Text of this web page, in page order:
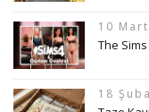
10
The
18